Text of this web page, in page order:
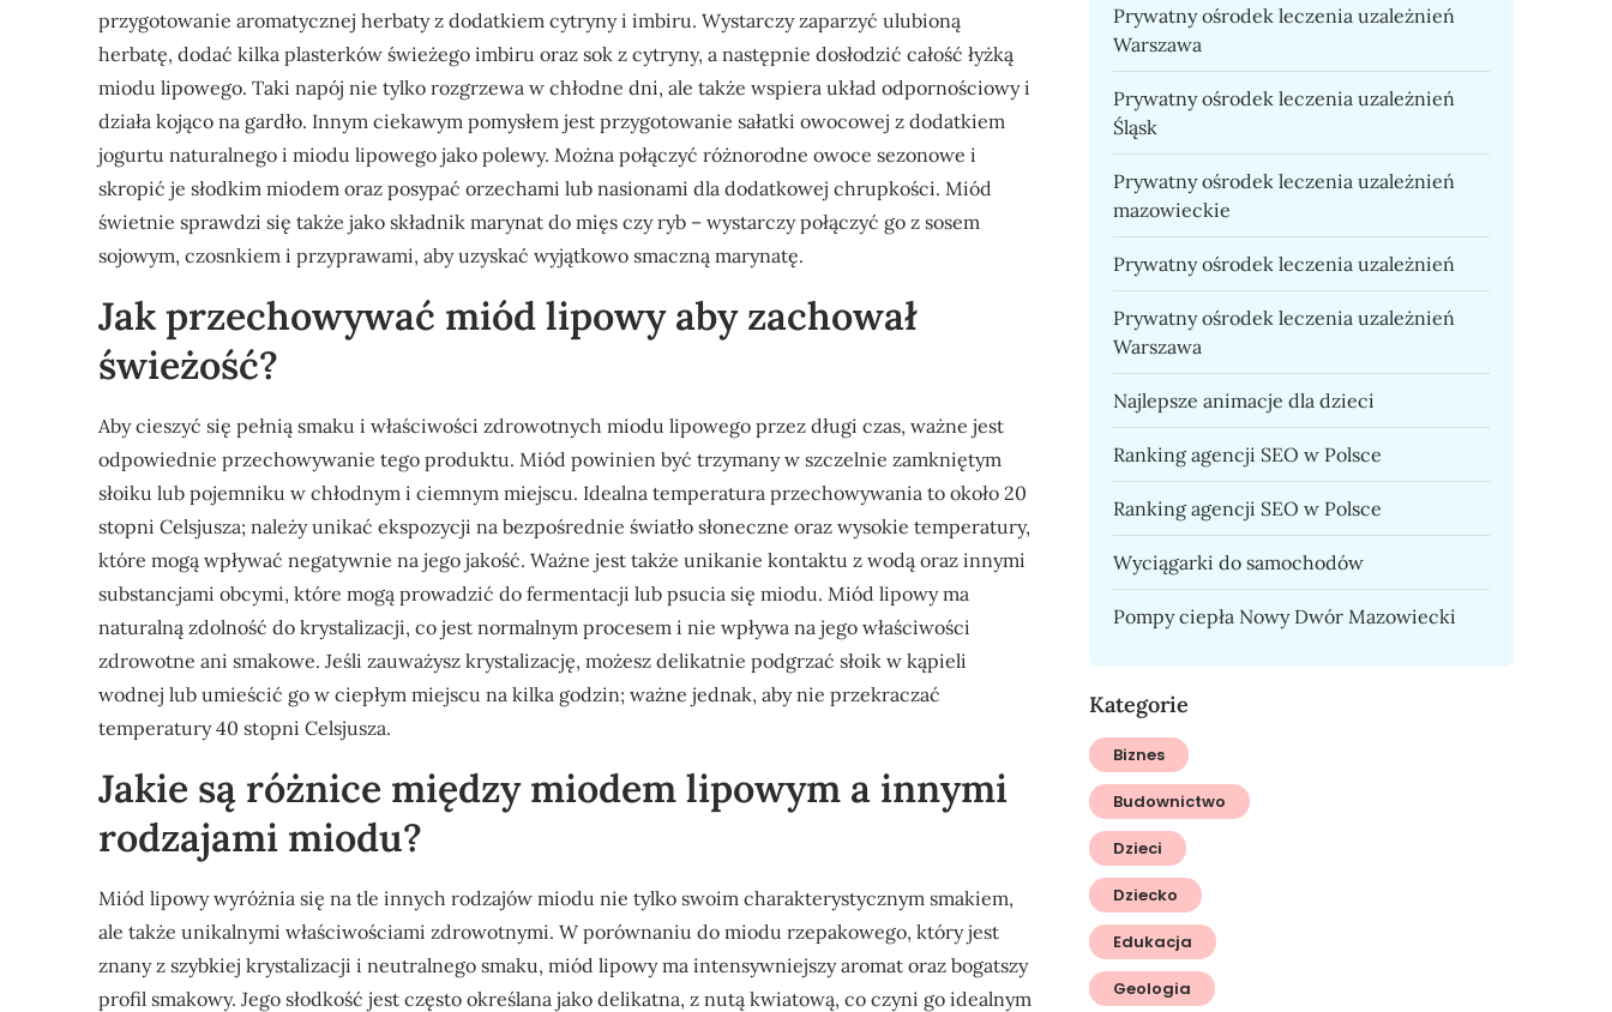
przygotowanie aromatycznej herbaty z dodatkiem cytryny i imbiru. Wystarczy zaparzyć ulubioną
herbatę, dodać kilka plasterków świeżego imbiru oraz sok z cytryny, a następnie dosłodzić całość łyżką
miodu lipowego. Taki napój nie tylko rozgrzewa w chłodne dni, ale także wspiera układ odpornościowy i
działa kojąco na gardło. Innym ciekawym pomysłem jest przygotowanie sałatki owocowej z dodatkiem
jogurtu naturalnego i miodu lipowego jako polewy. Można połączyć różnorodne owoce sezonowe i
skropić je słodkim miodem oraz posypać orzechami lub nasionami dla dodatkowej chrupkości. Miód
świetnie sprawdzi się także jako składnik marynat do mięs czy ryb – wystarczy połączyć go z sosem
sojowym, czosnkiem i przyprawami, aby uzyskać wyjątkowo smaczną marynatę.
Jak przechowywać miód lipowy aby zachował
świeżość?
Aby cieszyć się pełnią smaku i właściwości zdrowotnych miodu lipowego przez długi czas, ważne jest
odpowiednie przechowywanie tego produktu. Miód powinien być trzymany w szczelnie zamkniętym
słoiku lub pojemniku w chłodnym i ciemnym miejscu. Idealna temperatura przechowywania to około 20
stopni Celsjusza; należy unikać ekspozycji na bezpośrednie światło słoneczne oraz wysokie temperatury,
które mogą wpływać negatywnie na jego jakość. Ważne jest także unikanie kontaktu z wodą oraz innymi
substancjami obcymi, które mogą prowadzić do fermentacji lub psucia się miodu. Miód lipowy ma
naturalną zdolność do krystalizacji, co jest normalnym procesem i nie wpływa na jego właściwości
zdrowotne ani smakowe. Jeśli zauważysz krystalizację, możesz delikatnie podgrzać słoik w kąpieli
wodnej lub umieścić go w ciepłym miejscu na kilka godzin; ważne jednak, aby nie przekraczać
temperatury 40 stopni Celsjusza.
Jakie są różnice między miodem lipowym a innymi
rodzajami miodu?
Miód lipowy wyróżnia się na tle innych rodzajów miodu nie tylko swoim charakterystycznym smakiem,
ale także unikalnymi właściwościami zdrowotnymi. W porównaniu do miodu rzepakowego, który jest
znany z szybkiej krystalizacji i neutralnego smaku, miód lipowy ma intensywniejszy aromat oraz bogatszy
profil smakowy. Jego słodkość jest często określana jako delikatna, z nutą kwiatową, co czyni go idealnym
Prywatny ośrodek leczenia uzależnień
Warszawa
Prywatny ośrodek leczenia uzależnień
Śląsk
Prywatny ośrodek leczenia uzależnień
mazowieckie
Prywatny ośrodek leczenia uzależnień
Prywatny ośrodek leczenia uzależnień
Warszawa
Najlepsze animacje dla dzieci
Ranking agencji SEO w Polsce
Ranking agencji SEO w Polsce
Wyciągarki do samochodów
Pompy ciepła Nowy Dwór Mazowiecki
Kategorie
Biznes
Budownictwo
Dzieci
Dziecko
Edukacja
Geologia